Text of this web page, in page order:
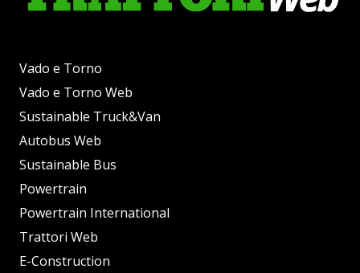
Vado e Torno
Vado e Torno Web
Sustainable Truck&Van
Autobus Web
Sustainable Bus
Powertrain
Powertrain International
Trattori Web
E-Construction